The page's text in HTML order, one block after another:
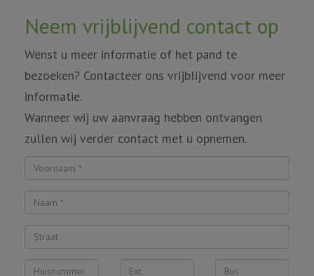
Neem vrijblijvend contact op
Wenst u meer informatie of het pand te
bezoeken? Contacteer ons vrijblijvend voor meer
informatie.
Wanneer wij uw aanvraag hebben ontvangen
zullen wij verder contact met u opnemen.